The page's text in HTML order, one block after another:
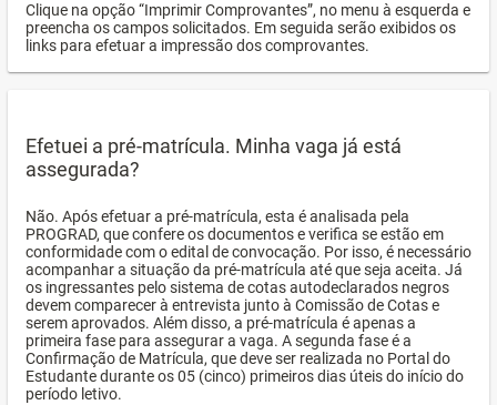
Clique na opção “Imprimir Comprovantes”, no menu à esquerda e
preencha os campos solicitados. Em seguida serão exibidos os
links para efetuar a impressão dos comprovantes.
Efetuei a pré-matrícula. Minha vaga já está
assegurada?
Não. Após efetuar a pré-matrícula, esta é analisada pela
PROGRAD, que confere os documentos e verifica se estão em
conformidade com o edital de convocação. Por isso, é necessário
acompanhar a situação da pré-matrícula até que seja aceita. Já
os ingressantes pelo sistema de cotas autodeclarados negros
devem comparecer à entrevista junto à Comissão de Cotas e
serem aprovados. Além disso, a pré-matrícula é apenas a
primeira fase para assegurar a vaga. A segunda fase é a
Confirmação de Matrícula, que deve ser realizada no Portal do
Estudante durante os 05 (cinco) primeiros dias úteis do início do
período letivo.